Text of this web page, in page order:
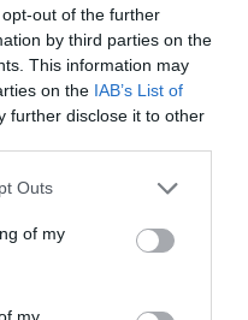
out of the further
by third parties on the
This information may
on the IAB’s List of
further disclose it to other
one or more Google
You may click to
its third-party tags to
in below Google
Outs
of my
my